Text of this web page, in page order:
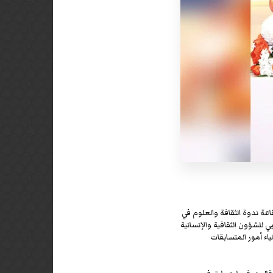
ندوة الثقافة والعلوم في
دبي للشؤون الثقافية والإنسانية
أمور المتسابقات